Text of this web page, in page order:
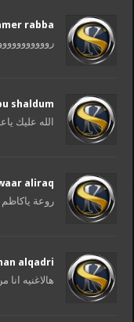
rabba
shaldum
الله عليك
aliraq
روعة ياكاظم
alqadri
هالاغنيه انا